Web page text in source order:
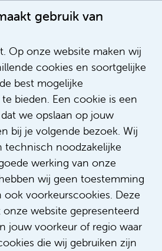
gebruik van
Op onze website maken wij
cookies en soortgelijke
best mogelijke
bieden. Een cookie is een
we opslaan op jouw
bij je volgende bezoek. Wij
technisch noodzakelijke
werking van onze
wij geen toestemming
ook voorkeurscookies. Deze
website gepresenteerd
jouw voorkeur of regio waar
die wij gebruiken zijn
09:46:13
i.ytimg.com/vi/KtjU0a5Pf70/
www.youtube.com/watch?